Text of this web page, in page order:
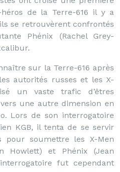
de la Terre-616 il y a
se retrouvèrent confrontés
Phénix (Rachel Grey-
sur la Terre-616 après
autorités russes et les X-
un vaste trafic d’êtres
une autre dimension en
Lors de son interrogatoire
KGB, il tenta de se servir
pour soumettre les X-Men
Howlett) et Phénix (Jean
fut cependant